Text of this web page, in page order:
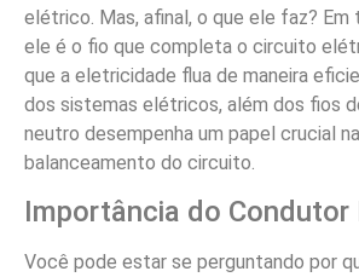
elétrico. Mas, afinal, o que ele faz? Em
ele é o fio que completa o circuito
que a eletricidade flua de maneira
dos sistemas elétricos, além dos fios
neutro desempenha um papel crucial
balanceamento do circuito.
Importância do Condutor
Você pode estar se perguntando por